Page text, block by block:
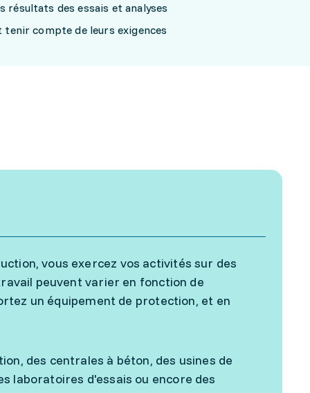
résultats des essais et analyses
compte de leurs exigences
vous exercez vos activités sur des
peuvent varier en fonction de
un équipement de protection, et en
des centrales à béton, des usines de
laboratoires d'essais ou encore des